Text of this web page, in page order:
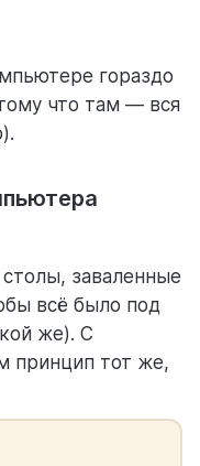
гораздо
что там — вся
заваленные
всё было под
же). С
принцип тот же,